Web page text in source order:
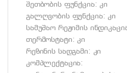
შეთბობის ფუნქცია: კი
გალღვობის ფუნქცია: კი
სამუშაო რეჟიმის
თერმოსტატი: კი
რეზინის სადგამი: კი
კომპლექტაცია: